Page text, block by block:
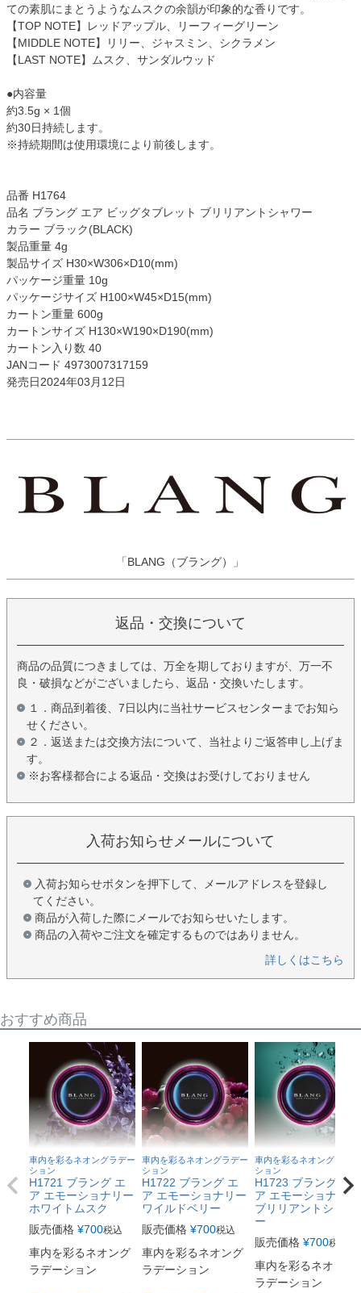
ての素肌にまとうようなムスクの余韻が印象的な香りです。
【TOP NOTE】レッドアップル、リーフィーグリーン
【MIDDLE NOTE】リリー、ジャスミン、シクラメン
【LAST NOTE】ムスク、サンダルウッド
●内容量
約3.5g × 1個
約30日持続します。
※持続期間は使用環境により前後します。
品番 H1764
品名 ブラング エア ビッグタブレット ブリリアントシャワー
カラー ブラック(BLACK)
製品重量 4g
製品サイズ H30×W306×D10(mm)
パッケージ重量 10g
パッケージサイズ H100×W45×D15(mm)
カートン重量 600g
カートンサイズ H130×W190×D190(mm)
カートン入り数 40
JANコード 4973007317159
発売日2024年03月12日
「BLANG（ブラング）」
返品・交換について
商品の品質につきましては、万全を期しておりますが、万一不
良・破損などがございましたら、返品・交換いたします。
１．商品到着後、7日以内に当社サービスセンターまでお知ら
せください。
２．返送または交換方法について、当社よりご返答申し上げま
す。
※お客様都合による返品・交換はお受けしておりません
入荷お知らせメールについて
入荷お知らせボタンを押下して、メールアドレスを登録し
てください。
商品が入荷した際にメールでお知らせいたします。
商品の入荷やご注文を確定するものではありません。
詳しくはこちら
おすすめ商品
車内を彩るネオングラデー
ション
H1721 ブラング エ
ア エモーショナリー
ホワイトムスク
販売価格 ¥700税込
車内を彩るネオング
ラデーション
車内を彩るネオングラデー
ション
H1722 ブラング エ
ア エモーショナリー
ワイルドベリー
販売価格 ¥700税込
車内を彩るネオング
ラデーション
車内を彩るネオングラデー
ション
H1723 ブラング エ
ア エモーショナリー
ブリリアントシャワ
ー
販売価格 ¥700税込
車内を彩るネオング
ラデーション